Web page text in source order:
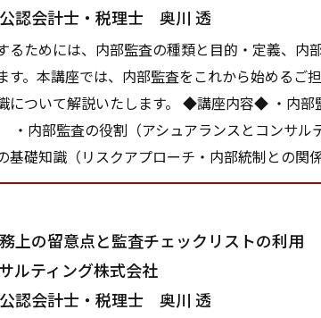
会計士・税理士 奥川 透
るためには、内部監査の種類と目的・定義、内
す。本講座では、内部監査をこれから始めるご
について解説いたします。 ◆講座内容◆ ・内部
・内部監査の役割（アシュアランスとコンサル
基礎知識（リスクアプローチ・内部統制との関
上の留意点と監査チェックリストの利用
ティング株式会社
会計士・税理士 奥川 透